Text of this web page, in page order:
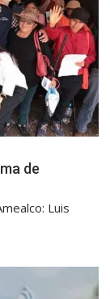
de
Luis